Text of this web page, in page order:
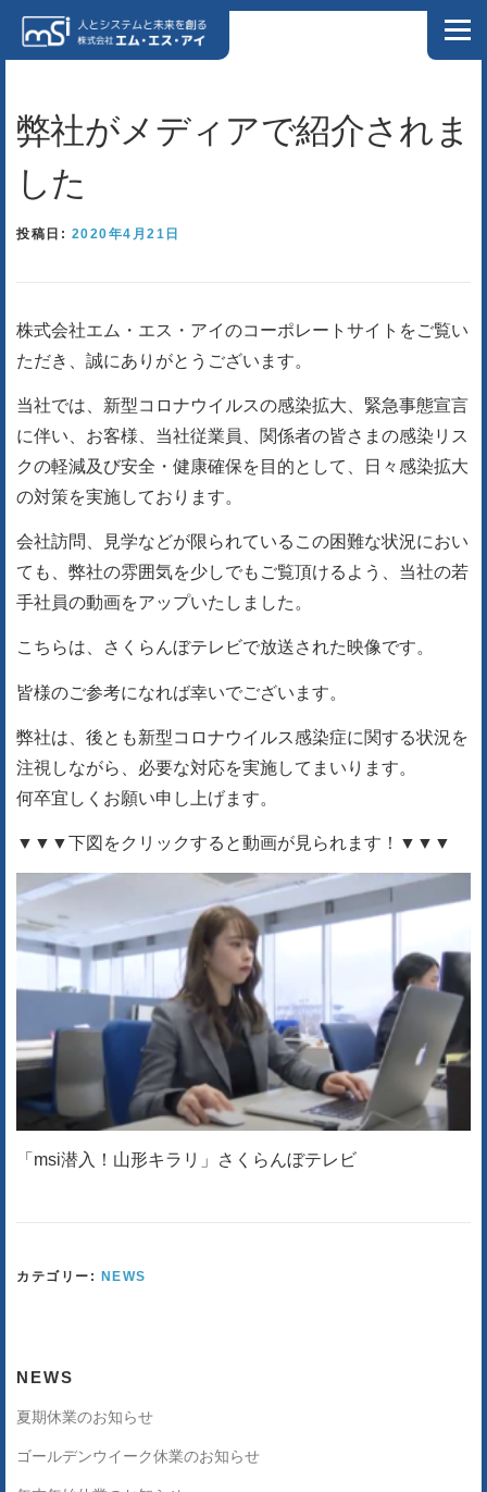
コンテンツへスキップ
メニュ
NEWS
弊社がメディアで紹介されま
した
投稿日: 2020年4月21日
株式会社エム・エス・アイのコーポレートサイトをご覧い
ただき、 誠にありがとうございます。
当社では、新型コロナウイルスの感染拡大、緊急事態宣言
に伴い、 お客様、当社従業員、 関係者の皆さまの感染リス
クの軽減及び安全・ 健康確保を目的として、日々感染拡大
の対策を実施しております。
会社訪問、見学などが限られているこの困難な状況におい
ても、 弊社の雰囲気を少しでもご覧頂けるよう、 当社の若
手社員の動画をアップいたしました。
こちらは、さくらんぼテレビで放送された映像です。
皆様のご参考になれば幸いでございます。
弊社は、後とも新型コロナウイルス感染症に関する状況を
注視しながら、 必要な対応を実施してまいります。
何卒宜しくお願い申し上げます。
▼▼▼下図をクリックすると動画が見られます！▼▼▼
「msi潜入！山形キラリ」さくらんぼテレビ
カテゴリー: NEWS
NEWS
夏期休業のお知らせ
ゴールデンウイーク休業のお知らせ